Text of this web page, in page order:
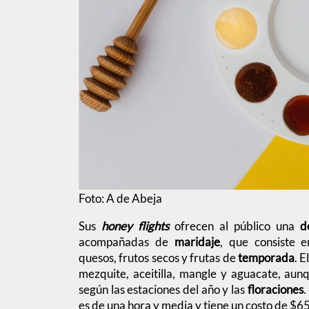
Foto: A de Abeja
Sus honey flightsofrecen al público una
acompañadas de maridaje, que consiste
quesos, frutos secos y frutas detemporada.
mezquite, aceitilla, mangle y aguacate,
según las estaciones del año y lasfloraciones.
es de una hora y media y tiene un costo de